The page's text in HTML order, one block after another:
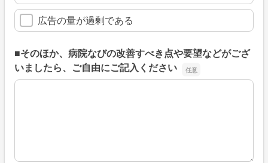
広告の量が過剰である
■そのほか、病院なびの改善すべき点や要望などがござ
いましたら、ご自由にご記入ください
■そのほか、病院なびの改善すべき点や要望などがござい